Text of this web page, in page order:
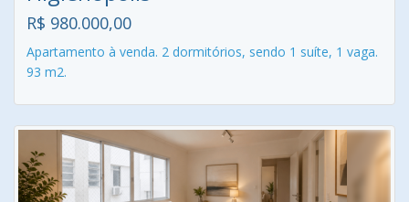
R$ 980.000,00
Apartamento à venda. 2 dormitórios, sendo 1 suíte, 1 vaga.
93 m2.